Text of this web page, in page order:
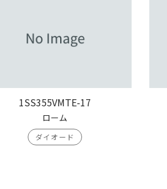
1SS355VMTE-17
ローム
ダイオード